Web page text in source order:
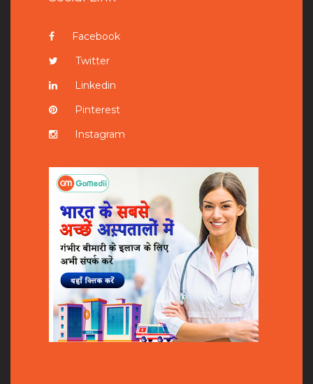
Facebook
Twitter
Linkedin
Pinterest
Instagram